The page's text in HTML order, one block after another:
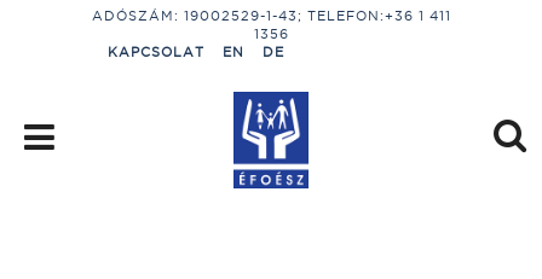
ADÓSZÁM: 19002529-1-43; TELEFON:+36 1 411
1356
KAPCSOLAT
EN DE